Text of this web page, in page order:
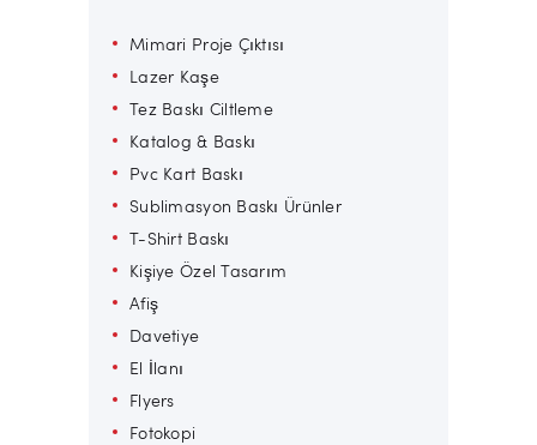
Mimari Proje Çıktısı
Lazer Kaşe
Tez Baskı Ciltleme
Katalog & Baskı
Pvc Kart Baskı
Sublimasyon Baskı Ürünler
T-Shirt Baskı
Kişiye Özel Tasarım
Afiş
Davetiye
El İlanı
Flyers
Fotokopi